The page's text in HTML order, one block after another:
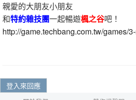
親愛的大朋友小朋友
和特約雜技團一起暢遊楓之谷吧！
http://game.techbang.com.tw/games/
登入來回應